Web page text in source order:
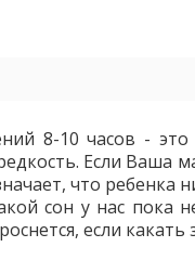
8-10 часов -
Если Ваша
что ребенка
сон у нас пока
если какать